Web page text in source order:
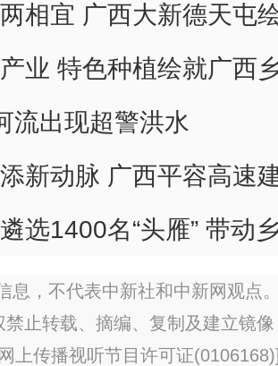
相宜 广西大新德天屯
业 特色种植绘就广西
流出现超警洪水
新动脉 广西平容高速
选1400名“头雁” 带动
息，不代表中新社和中新网观点
禁止转载、摘编、复制及建立镜
网上传播视听节目许可证(0106168)